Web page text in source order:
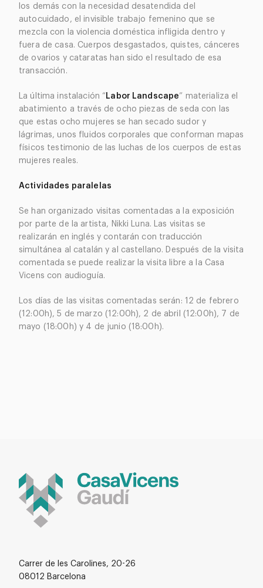
los demás con la necesidad desatendida del
autocuidado, el invisible trabajo femenino que se
mezcla con la violencia doméstica infligida dentro y
fuera de casa. Cuerpos desgastados, quistes, cánceres
de ovarios y cataratas han sido el resultado de esa
transacción.
La última instalación “ Labor Landscape” materializa el
abatimiento a través de ocho piezas de seda con las
que estas ocho mujeres se han secado sudor y
lágrimas, unos fluidos corporales que conforman mapas
físicos testimonio de las luchas de los cuerpos de estas
mujeres reales.
Actividades paralelas
Se han organizado visitas comentadas a la exposición
por parte de la artista, Nikki Luna. Las visitas se
realizarán en inglés y contarán con traducción
simultánea al catalán y al castellano. Después de la visita
comentada se puede realizar la visita libre a la Casa
Vicens con audioguía.
Los días de las visitas comentadas serán: 12 de febrero
(12:00h), 5 de marzo (12:00h), 2 de abril (12:00h), 7 de
mayo (18:00h) y 4 de junio (18:00h).
Carrer de les Carolines, 20-26
08012 Barcelona